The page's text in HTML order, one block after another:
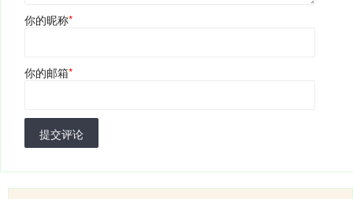
你的昵称*
你的邮箱*
提交评论